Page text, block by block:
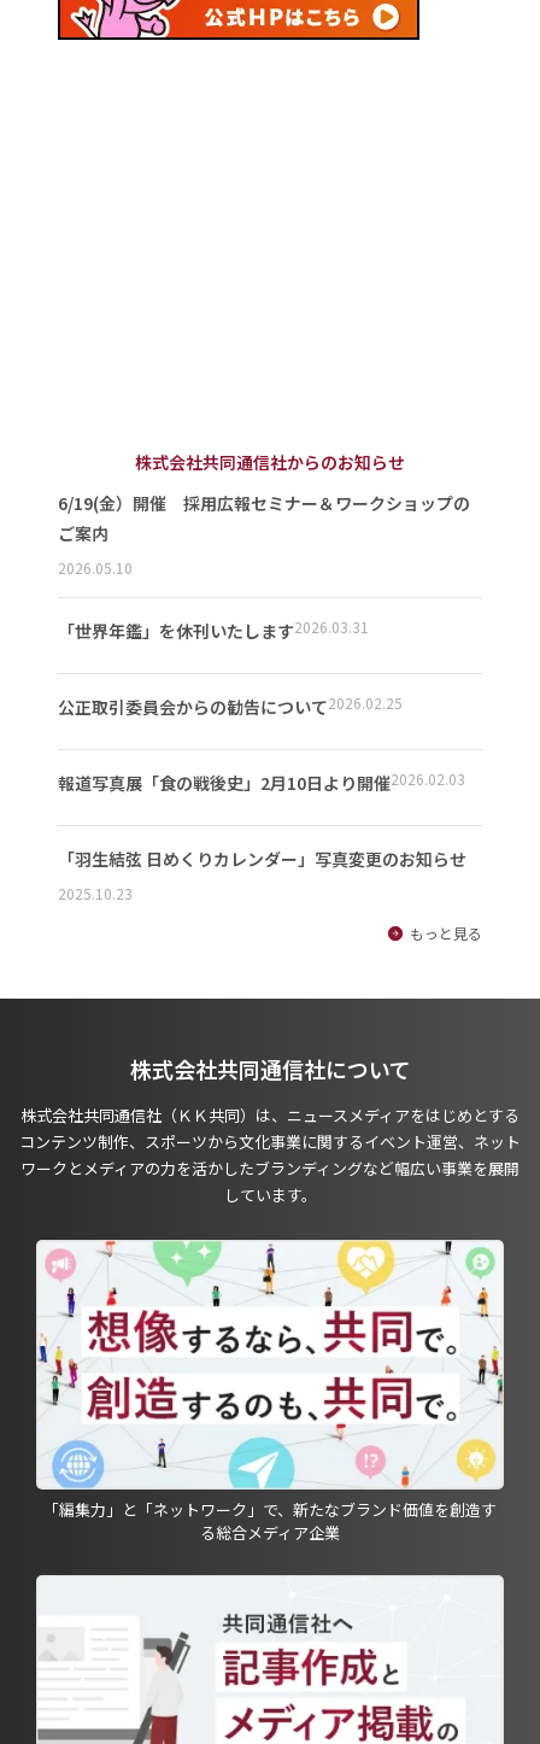
株式会社共同通信社からのお知らせ
6/19(金）開催 採用広報セミナー＆ワークショップの
ご案内
2026.05.10
「世界年鑑」を休刊いたします2026.03.31
公正取引委員会からの勧告について2026.02.25
報道写真展「食の戦後史」2月10日より開催2026.02.03
「羽生結弦 日めくりカレンダー」写真変更のお知らせ
2025.10.23
もっと見る
株式会社共同通信社について
株式会社共同通信社（ＫＫ共同）は、ニュースメディアをはじめとする
コンテンツ制作、スポーツから文化事業に関するイベント運営、ネット
ワークとメディアの力を活かしたブランディングなど幅広い事業を展開
しています。
「編集力」と「ネットワーク」で、新たなブランド価値を創造す
る総合メディア企業